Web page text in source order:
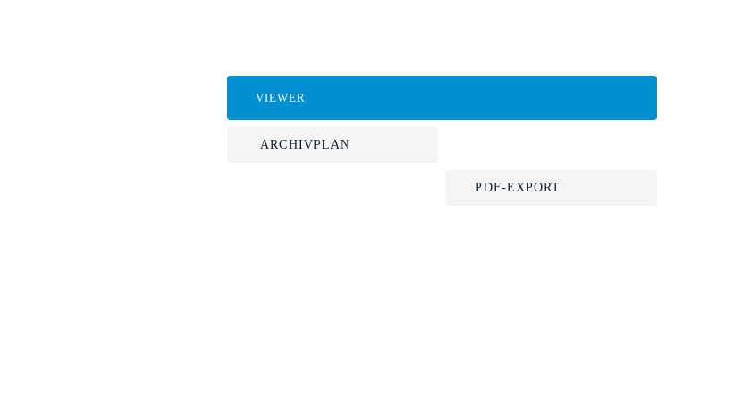
VIEWER
ARCHIVPLAN
PDF-EXPORT